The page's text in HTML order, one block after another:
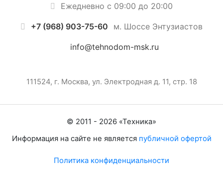
Ежедневно с 09:00 до 20:00
+7 (968) 903-75-60 м. Шоссе Энтузиастов
info@tehnodom-msk.ru
111524, г. Москва, ул. Электродная д. 11, стр. 18
© 2011 - 2026 «Техника»
Информация на сайте не является публичной офертой
Политика конфиденциальности